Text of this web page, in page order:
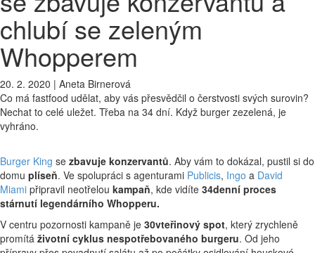
chlubí se zeleným
Whopperem
20. 2. 2020 | Aneta Birnerová
Co má fastfood udělat, aby vás přesvědčil o čerstvosti svých surovin?
Nechat to celé uležet. Třeba na 34 dní. Když burger zezelená, je
vyhráno.
Burger King se zbavuje konzervantů. Aby vám to dokázal, pustil si do
domu plíseň. Ve spolupráci s agenturami Publicis, Ingo a David
Miami připravil neotřelou kampaň, kde vidíte 34denní proces
stárnutí legendárního Whopperu.
V centru pozornosti kampaně je 30vteřinový spot, který zrychleně
promítá životní cyklus nespotřebovaného burgeru. Od jeho